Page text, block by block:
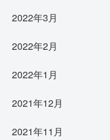
2022年3月
2022年2月
2022年1月
2021年12月
2021年11月